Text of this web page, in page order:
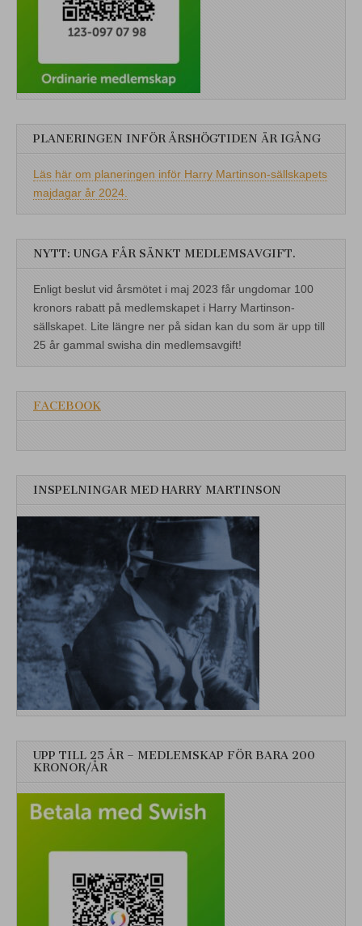
PLANERINGEN INFÖR ÅRSHÖGTIDEN ÄR IGÅNG
Läs här om planeringen inför Harry Martinson-sällskapets
majdagar år 2024.
NYTT: UNGA FÅR SÄNKT MEDLEMSAVGIFT.
Enligt beslut vid årsmötet i maj 2023 får ungdomar 100
kronors rabatt på medlemskapet i Harry Martinson-
sällskapet. Lite längre ner på sidan kan du som är upp till
25 år gammal swisha din medlemsavgift!
FACEBOOK
INSPELNINGAR MED HARRY MARTINSON
UPP TILL 25 ÅR – MEDLEMSKAP FÖR BARA 200
KRONOR/ÅR